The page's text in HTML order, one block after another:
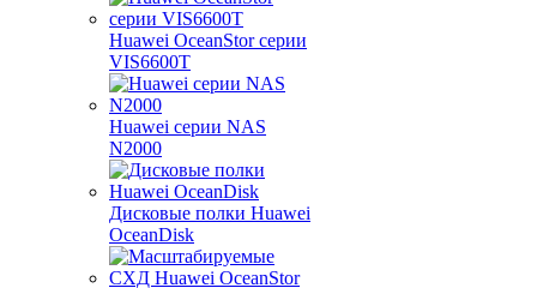
Huawei OceanStor серии
VIS6600T
Huawei серии NAS
N2000
Дисковые полки Huawei
OceanDisk